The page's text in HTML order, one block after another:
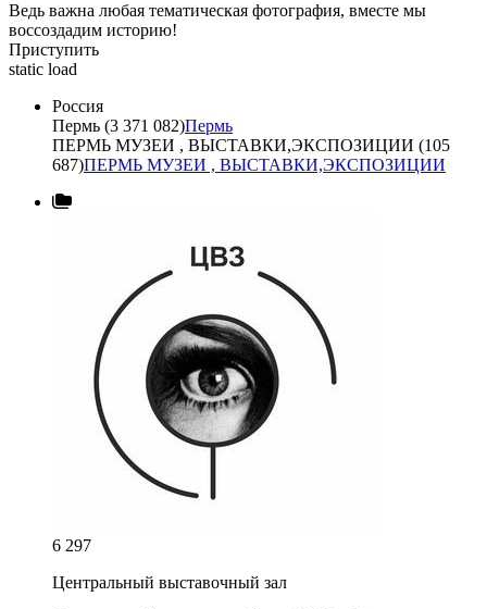
Ведь важна любая тематическая фотография, вместе мы
воссоздадим историю!
Приступить
static load
Россия
Пермь (3 371 082)Пермь
ПЕРМЬ МУЗЕИ , ВЫСТАВКИ,ЭКСПОЗИЦИИ (105
687)ПЕРМЬ МУЗЕИ , ВЫСТАВКИ,ЭКСПОЗИЦИИ
6 297
Центральный выставочный зал